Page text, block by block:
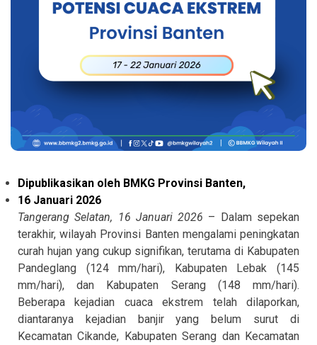
Dipublikasikan oleh BMKG Provinsi Banten,
16 Januari 2026
Tangerang Selatan, 16 Januari 2026 – Dalam sepekan
terakhir, wilayah Provinsi Banten mengalami peningkatan
curah hujan yang cukup signifikan, terutama di Kabupaten
Pandeglang (124 mm/hari), Kabupaten Lebak (145
mm/hari), dan Kabupaten Serang (148 mm/hari).
Beberapa kejadian cuaca ekstrem telah dilaporkan,
diantaranya kejadian banjir yang belum surut di
Kecamatan Cikande, Kabupaten Serang dan Kecamatan